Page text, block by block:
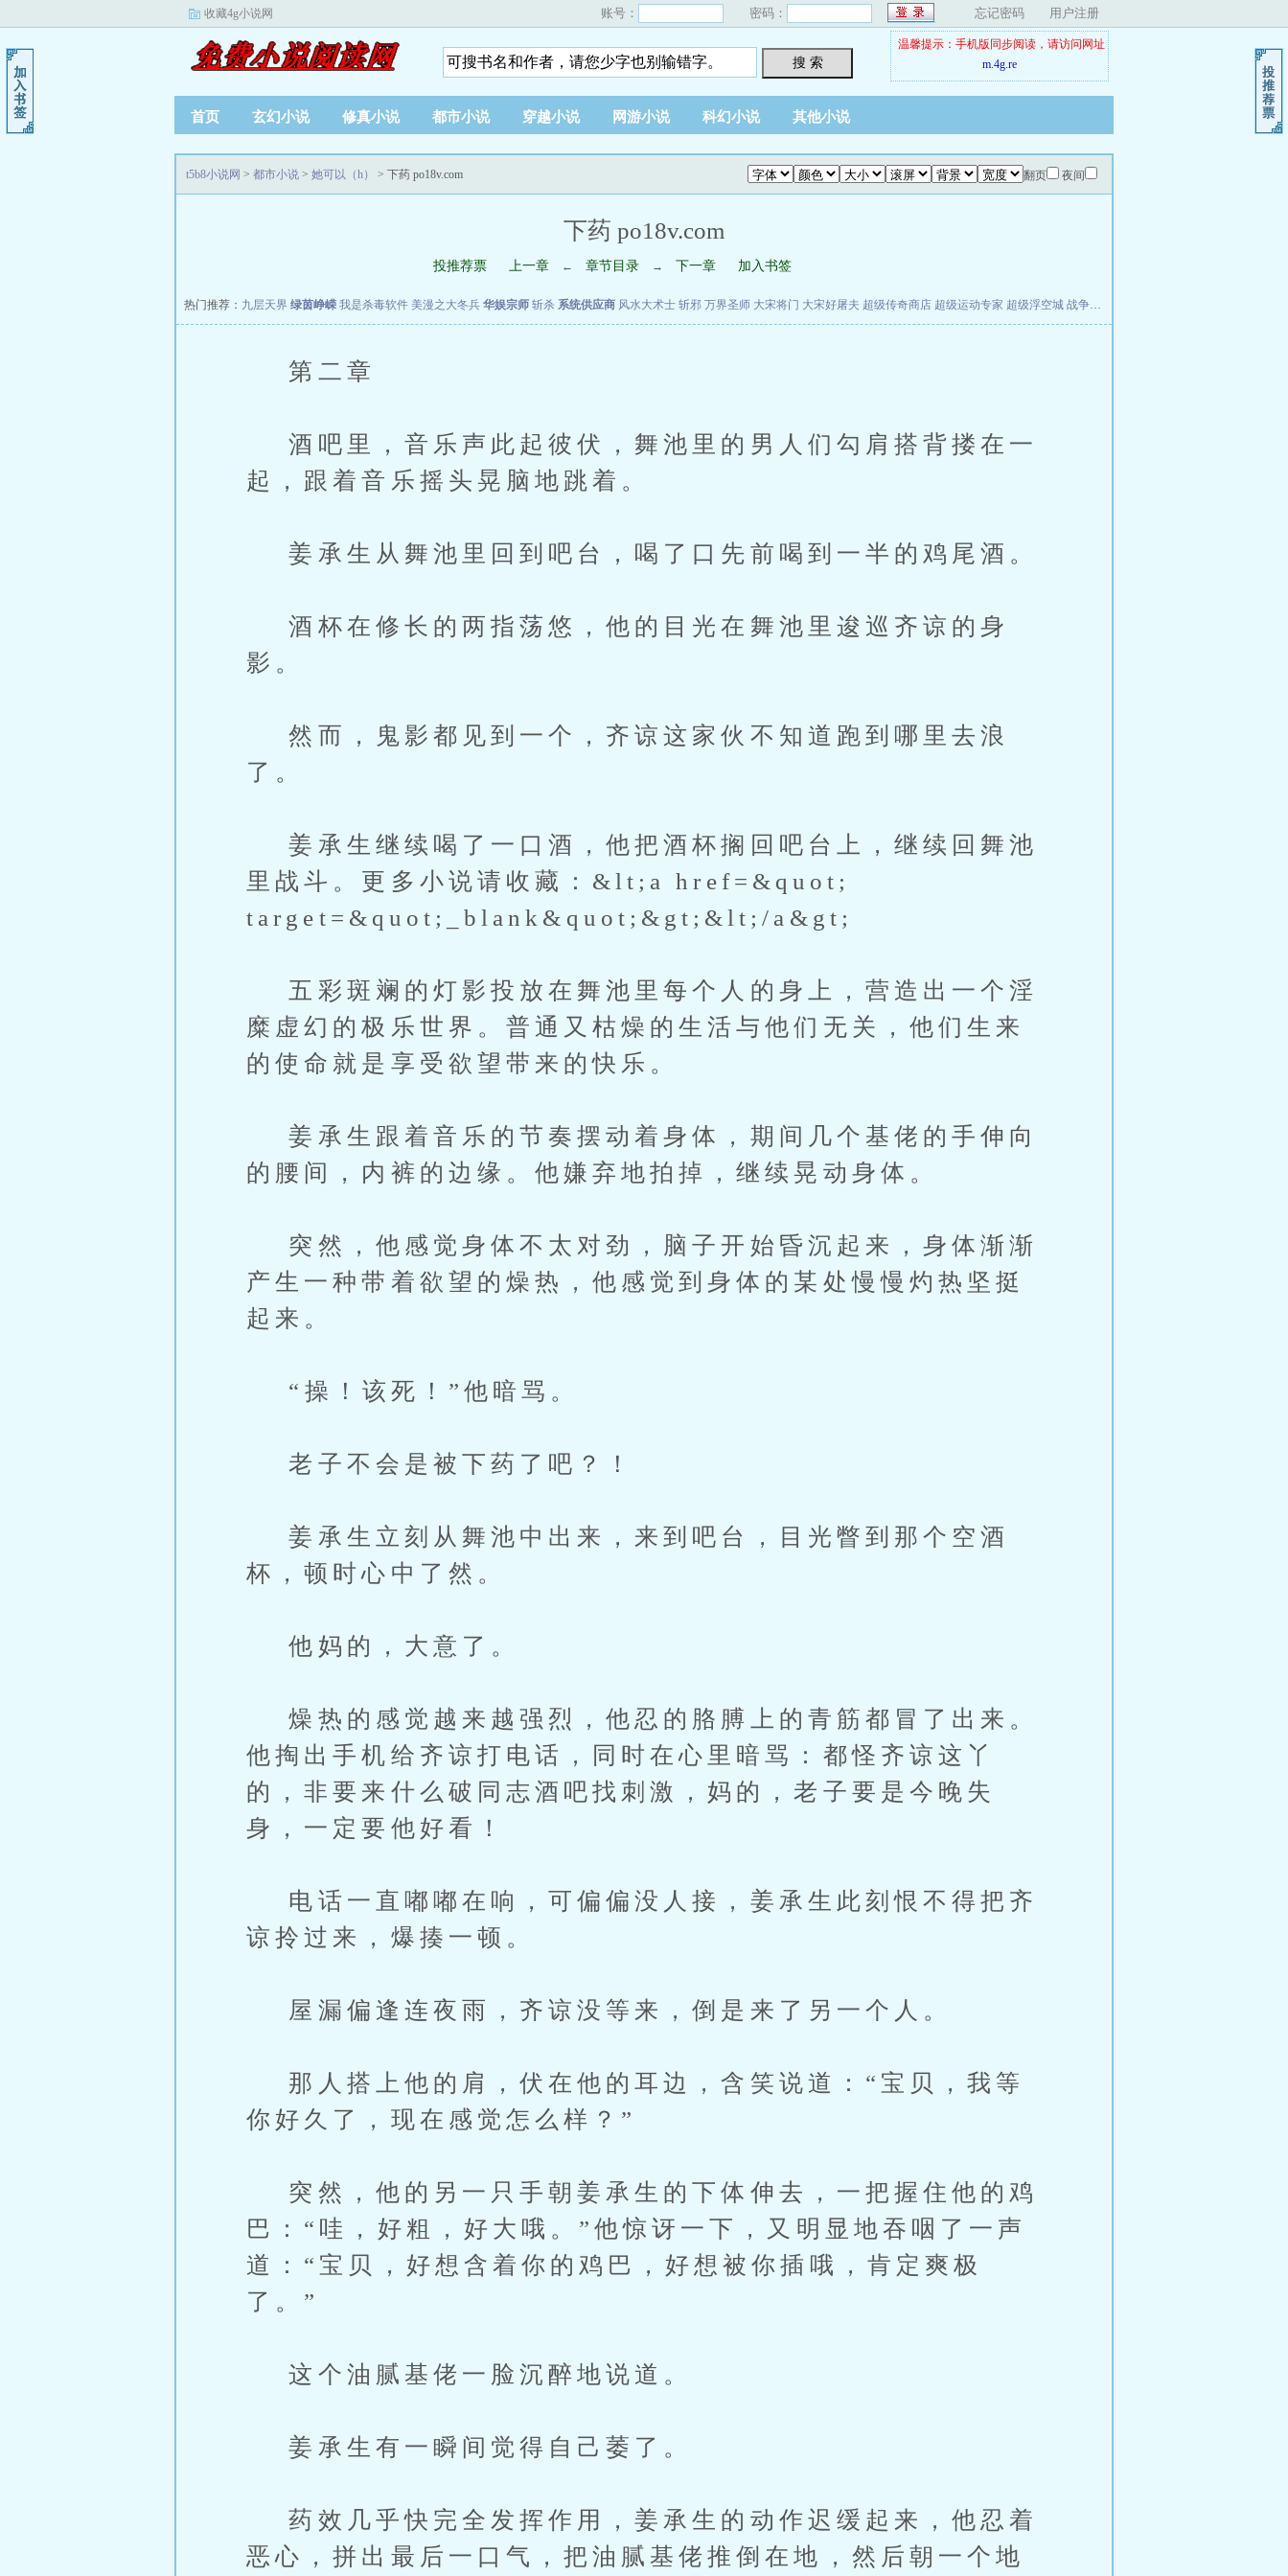
收藏4g小说网 账号： 密码： 忘记密码 用户注册
搜 索
温馨提示：手机版同步阅读，请访问网址
m.4g.re
首页 玄幻小说 修真小说 都市小说 穿越小说 网游小说 科幻小说 其他小说
翻页 夜间
t5b8小说网 > 都市小说 > 她可以（h） > 下药 po18v.com
下药 po18v.com
投推荐票 上一章 ← 章节目录 → 下一章 加入书签
热门推荐： 九层天界 绿茵峥嵘 我是杀毒软件 美漫之大冬兵 华娱宗师 斩杀 系统供应商 风水大术士 斩邪 万界圣师 大宋将门 大宋好屠夫 超级传奇商店 超级运动专家 超级浮空城 战争天堂
第二章
酒吧里，音乐声此起彼伏，舞池里的男人们勾肩搭背搂在一
起，跟着音乐摇头晃脑地跳着。
姜承生从舞池里回到吧台，喝了口先前喝到一半的鸡尾酒。
酒杯在修长的两指荡悠，他的目光在舞池里逡巡齐谅的身
影。
然而，鬼影都见到一个，齐谅这家伙不知道跑到哪里去浪
了。
姜承生继续喝了一口酒，他把酒杯搁回吧台上，继续回舞池
里战斗。更多小说请收藏：&lt;a href=&quot;
target=&quot;_blank&quot;&gt;&lt;/a&gt;
五彩斑斓的灯影投放在舞池里每个人的身上，营造出一个淫
糜虚幻的极乐世界。普通又枯燥的生活与他们无关，他们生来
的使命就是享受欲望带来的快乐。
姜承生跟着音乐的节奏摆动着身体，期间几个基佬的手伸向
的腰间，内裤的边缘。他嫌弃地拍掉，继续晃动身体。
突然，他感觉身体不太对劲，脑子开始昏沉起来，身体渐渐
产生一种带着欲望的燥热，他感觉到身体的某处慢慢灼热坚挺
起来。
“操！该死！”他暗骂。
老子不会是被下药了吧？！
姜承生立刻从舞池中出来，来到吧台，目光瞥到那个空酒
杯，顿时心中了然。
他妈的，大意了。
燥热的感觉越来越强烈，他忍的胳膊上的青筋都冒了出来。
他掏出手机给齐谅打电话，同时在心里暗骂：都怪齐谅这丫
的，非要来什么破同志酒吧找刺激，妈的，老子要是今晚失
身，一定要他好看！
电话一直嘟嘟在响，可偏偏没人接，姜承生此刻恨不得把齐
谅拎过来，爆揍一顿。
屋漏偏逢连夜雨，齐谅没等来，倒是来了另一个人。
那人搭上他的肩，伏在他的耳边，含笑说道：“宝贝，我等
你好久了，现在感觉怎么样？”
突然，他的另一只手朝姜承生的下体伸去，一把握住他的鸡
巴：“哇，好粗，好大哦。”他惊讶一下，又明显地吞咽了一声
道：“宝贝，好想含着你的鸡巴，好想被你插哦，肯定爽极
了。”
这个油腻基佬一脸沉醉地说道。
姜承生有一瞬间觉得自己萎了。
药效几乎快完全发挥作用，姜承生的动作迟缓起来，他忍着
恶心，拼出最后一口气，把油腻基佬推倒在地，然后朝一个地